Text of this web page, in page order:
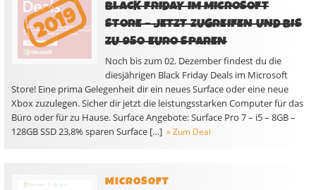
BLACK FRIDAY IM MICROSOFT
STORE – JETZT ZUGREIFEN UND BIS
ZU 950 EURO SPAREN
Noch bis zum 02. Dezember findest du die
diesjährigen Black Friday Deals im Microsoft
Store! Eine prima Gelegenheit dir ein neues Surface oder eine neue
Xbox zuzulegen. Sicher dir jetzt die leistungsstarken Computer für das
Büro oder für zu Hause. Surface Angebote: Surface Pro 7 – i5 – 8GB –
128GB SSD 23,8% sparen Surface […] » Zum Deal
MICROSOFT